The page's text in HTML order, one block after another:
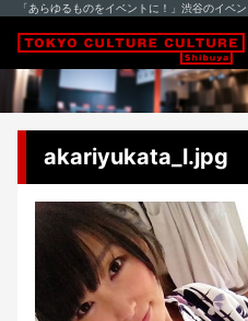
「あらゆるものをイベントに！」渋谷のイベ
akariyukata_l.jpg